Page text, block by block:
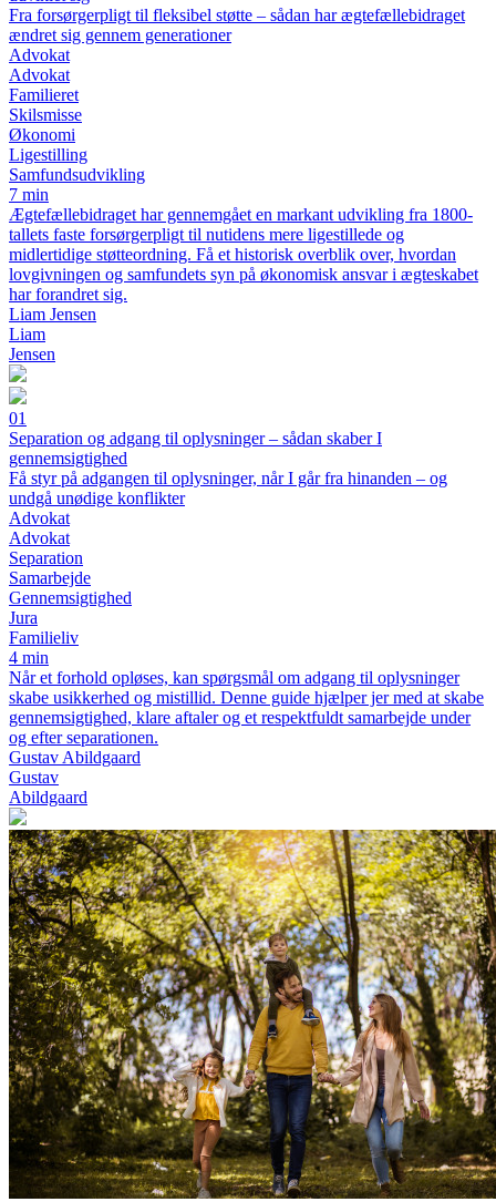
Fra forsørgerpligt til fleksibel støtte – sådan har ægtefællebidraget
ændret sig gennem generationer
Advokat
Advokat
Familieret
Skilsmisse
Økonomi
Ligestilling
Samfundsudvikling
7 min
Ægtefællebidraget har gennemgået en markant udvikling fra 1800-
tallets faste forsørgerpligt til nutidens mere ligestillede og
midlertidige støtteordning. Få et historisk overblik over, hvordan
lovgivningen og samfundets syn på økonomisk ansvar i ægteskabet
har forandret sig.
Liam Jensen
Liam
Jensen
01
Separation og adgang til oplysninger – sådan skaber I
gennemsigtighed
Få styr på adgangen til oplysninger, når I går fra hinanden – og
undgå unødige konflikter
Advokat
Advokat
Separation
Samarbejde
Gennemsigtighed
Jura
Familieliv
4 min
Når et forhold opløses, kan spørgsmål om adgang til oplysninger
skabe usikkerhed og mistillid. Denne guide hjælper jer med at skabe
gennemsigtighed, klare aftaler og et respektfuldt samarbejde under
og efter separationen.
Gustav Abildgaard
Gustav
Abildgaard